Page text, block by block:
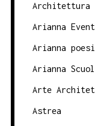
Architettura
Arianna
Arianna
Arianna
Arte
Astrea